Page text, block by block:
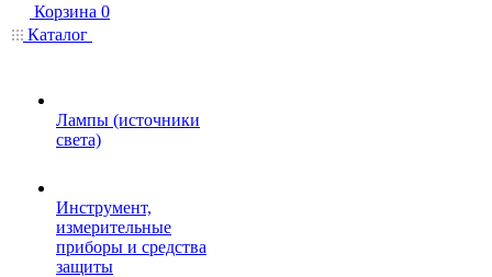
Корзина 0
Каталог
Лампы (источники
света)
Инструмент,
измерительные
приборы и средства
защиты